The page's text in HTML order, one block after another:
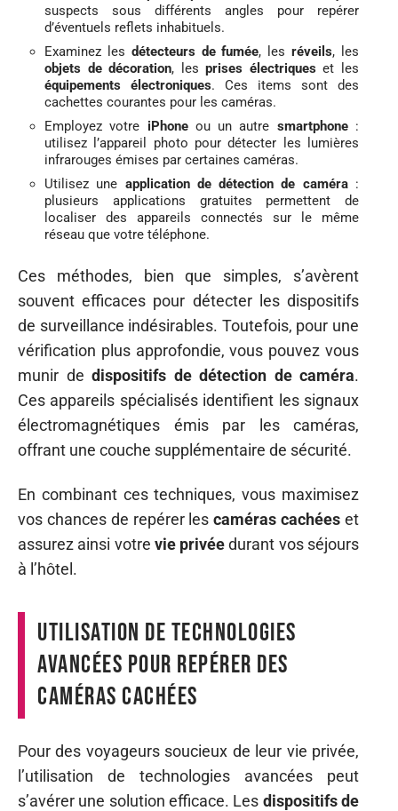
suspects sous différents angles pour repérer
d’éventuels reflets inhabituels.
Examinez les détecteurs de fumée, lesréveils, les
objets de décoration, lesprises électriques et les
équipements électroniques. Ces items sont des
cachettes courantes pour les caméras.
Employez votre iPhoneou un autre smartphone:
utilisez l’appareil photo pour détecter les lumières
infrarouges émises par certaines caméras.
Utilisez une application de détection de caméra:
plusieurs applications gratuites permettent de
localiser des appareils connectés sur le même
réseau que votre téléphone.
Ces méthodes, bien que simples, s’avèrent
souvent efficaces pour détecter les dispositifs
de surveillance indésirables. Toutefois, pour une
vérification plus approfondie, vous pouvez vous
munir de dispositifs de détection de caméra.
Ces appareils spécialisés identifient les signaux
électromagnétiques émis par les caméras,
offrant une couche supplémentaire de sécurité.
En combinant ces techniques, vous maximisez
vos chances de repérer lescaméras cachées et
assurez ainsi votre vie privéedurant vos séjours
à l’hôtel.
Utilisation de technologies
avancées pour repérer des
caméras cachées
Pour des voyageurs soucieux de leur vie privée,
l’utilisation de technologies avancées peut
s’avérer une solution efficace. Les dispositifs de